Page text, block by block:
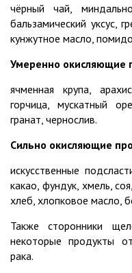
чёрный чай,
бальзамический уксус,
кунжутное масло,
Умеренно окисляющие
ячменная крупа,
горчица, мускатный
гранат, чернослив.
Сильно окисляющие
искусственные
какао, фундук, хмель,
хлеб, хлопковое масло,
Также сторонники
некоторые продукты
рака.